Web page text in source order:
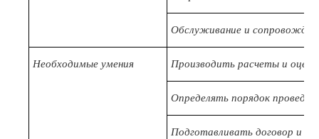
Обслуживание и
Необходимые умения Производить расчеты и
Определять порядок
Подготавливать договор и